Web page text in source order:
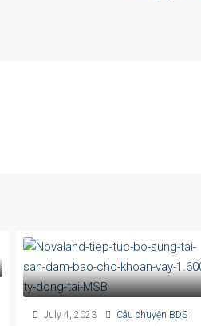
July 4, 2023 Câu chuyện BDS